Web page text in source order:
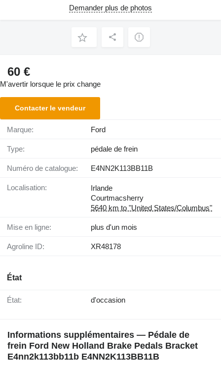
Demander plus de photos
60 €
M'avertir lorsque le prix change
Contacter le vendeur
Marque: Ford
Type: pédale de frein
Numéro de catalogue: E4NN2K113BB11B
Localisation:
Irlande
Courtmacsherry
5640 km to "United States/Columbus"
Mise en ligne: plus d'un mois
Agroline ID: XR48178
État
État: d'occasion
Informations supplémentaires — Pédale de
frein Ford New Holland Brake Pedals Bracket
E4nn2k113bb11b E4NN2K113BB11B